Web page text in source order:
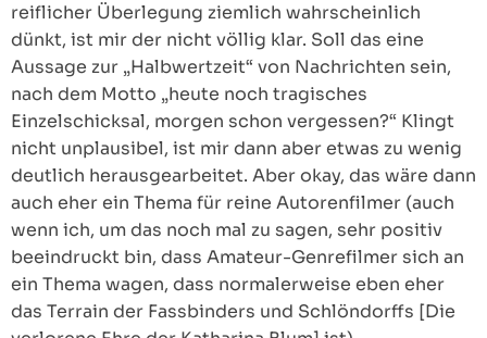
reiflicher Überlegung ziemlich wahrscheinlich
dünkt, ist mir der nicht völlig klar. Soll das eine
Aussage zur „Halbwertzeit“ von Nachrichten sein,
nach dem Motto „heute noch tragisches
Einzelschicksal, morgen schon vergessen?“ Klingt
nicht unplausibel, ist mir dann aber etwas zu wenig
deutlich herausgearbeitet. Aber okay, das wäre dann
auch eher ein Thema für reine Autorenfilmer (auch
wenn ich, um das noch mal zu sagen, sehr positiv
beeindruckt bin, dass Amateur-Genrefilmer sich an
ein Thema wagen, dass normalerweise eben eher
das Terrain der Fassbinders und Schlöndorffs [Die